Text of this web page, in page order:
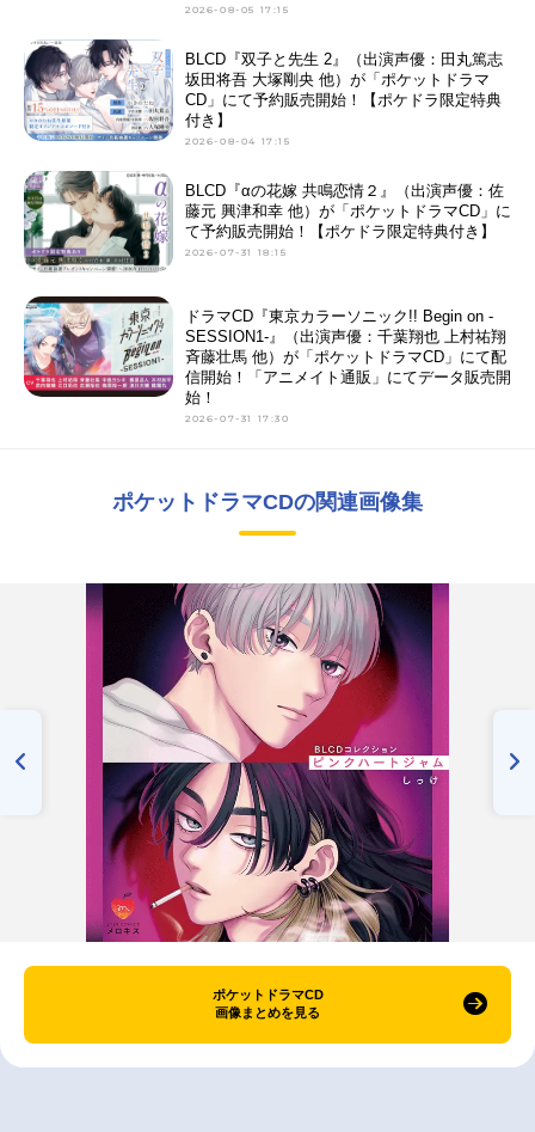
2026-08-05 17:15
BLCD『双子と先生 2』（出演声優：田丸篤志
坂田将吾 大塚剛央 他）が「ポケットドラマ
CD」にて予約販売開始！【ポケドラ限定特典
付き】
2026-08-04 17:15
BLCD『αの花嫁 共鳴恋情２』（出演声優：佐
藤元 興津和幸 他）が「ポケットドラマCD」に
て予約販売開始！【ポケドラ限定特典付き】
2026-07-31 18:15
ドラマCD『東京カラーソニック!! Begin on -
SESSION1-』（出演声優：千葉翔也 上村祐翔
斉藤壮馬 他）が「ポケットドラマCD」にて配
信開始！「アニメイト通販」にてデータ販売開
始！
2026-07-31 17:30
ポケットドラマCDの関連画像集
ポケットドラマCD
画像まとめを見る